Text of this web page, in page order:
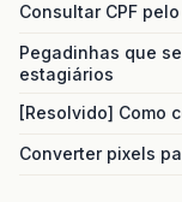
Consultar CPF
Pegadinhas que
estagiários
[Resolvido] Como
Converter pixels